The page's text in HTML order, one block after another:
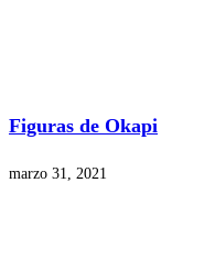
Figuras de Okapi
marzo 31, 2021